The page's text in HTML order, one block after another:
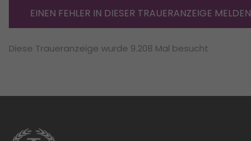
EINEN FEHLER IN DIESER TRAUERANZEIGE MELDEN
Diese Traueranzeige wurde 9.208 Mal besucht